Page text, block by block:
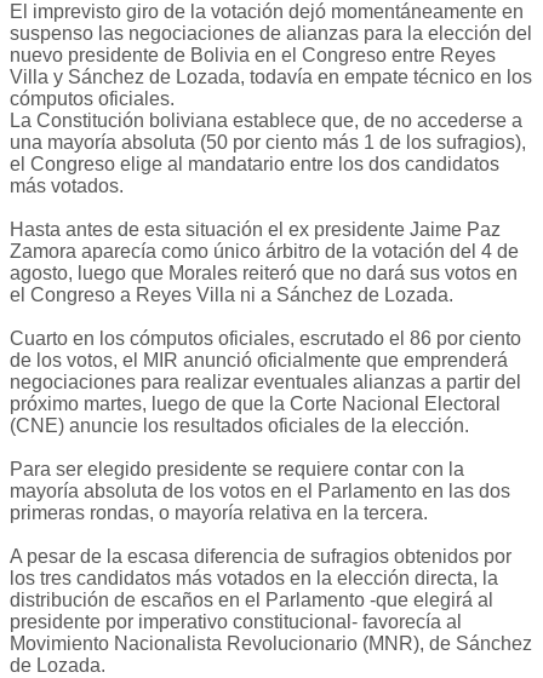
El imprevisto giro de la votación dejó momentáneamente en
suspenso las negociaciones de alianzas para la elección del
nuevo presidente de Bolivia en el Congreso entre Reyes
Villa y Sánchez de Lozada, todavía en empate técnico en los
cómputos oficiales.
La Constitución boliviana establece que, de no accederse a
una mayoría absoluta (50 por ciento más 1 de los sufragios),
el Congreso elige al mandatario entre los dos candidatos
más votados.
Hasta antes de esta situación el ex presidente Jaime Paz
Zamora aparecía como único árbitro de la votación del 4 de
agosto, luego que Morales reiteró que no dará sus votos en
el Congreso a Reyes Villa ni a Sánchez de Lozada.
Cuarto en los cómputos oficiales, escrutado el 86 por ciento
de los votos, el MIR anunció oficialmente que emprenderá
negociaciones para realizar eventuales alianzas a partir del
próximo martes, luego de que la Corte Nacional Electoral
(CNE) anuncie los resultados oficiales de la elección.
Para ser elegido presidente se requiere contar con la
mayoría absoluta de los votos en el Parlamento en las dos
primeras rondas, o mayoría relativa en la tercera.
A pesar de la escasa diferencia de sufragios obtenidos por
los tres candidatos más votados en la elección directa, la
distribución de escaños en el Parlamento -que elegirá al
presidente por imperativo constitucional- favorecía al
Movimiento Nacionalista Revolucionario (MNR), de Sánchez
de Lozada.